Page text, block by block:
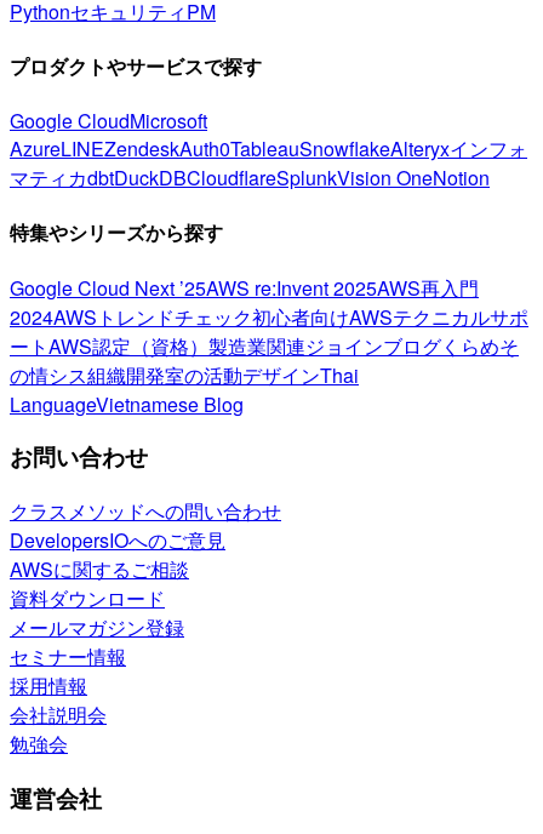
PythonセキュリティPM
プロダクトやサービスで探す
Google CloudMicrosoft
AzureLINEZendeskAuth0TableauSnowflakeAlteryxインフォ
マティカdbtDuckDBCloudflareSplunkVision OneNotion
特集やシリーズから探す
Google Cloud Next ’25AWS re:Invent 2025AWS再入門
2024AWSトレンドチェック初心者向けAWSテクニカルサポ
ートAWS認定（資格） 製造業関連ジョインブログくらめそ
の情シス組織開発室の活動デザインThai
LanguageVietnamese Blog
お問い合わせ
クラスメソッドへの問い合わせ
DevelopersIOへのご意見
AWSに関するご相談
資料ダウンロード
メールマガジン登録
セミナー情報
採用情報
会社説明会
勉強会
運営会社